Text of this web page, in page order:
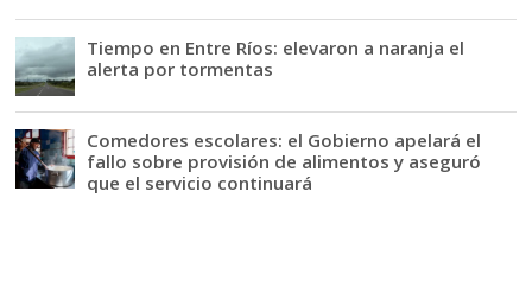
Tiempo en Entre Ríos: elevaron a naranja el
alerta por tormentas
Comedores escolares: el Gobierno apelará el
fallo sobre provisión de alimentos y aseguró
que el servicio continuará